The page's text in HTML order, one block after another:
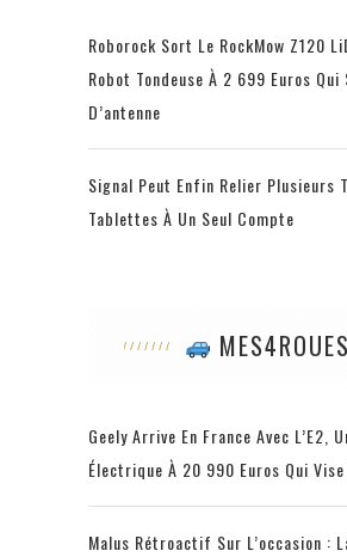
Roborock Sort Le RockMow Z120
Robot Tondeuse À 2 699 Euros Qui
D’antenne
Signal Peut Enfin Relier Plusieurs
Tablettes À Un Seul Compte
MES4ROUES
Geely Arrive En France Avec L’E2,
Électrique À 20 990 Euros Qui
Malus Rétroactif Sur L’occasion :